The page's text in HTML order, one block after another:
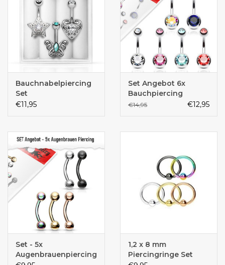
Bauchnabelpiercing
Set
€11,95
Set Angebot 6x
Bauchpiercing
€14,95 €12,95
Set - 5x
Augenbrauenpiercing
1,2 x 8 mm
Piercingringe Set